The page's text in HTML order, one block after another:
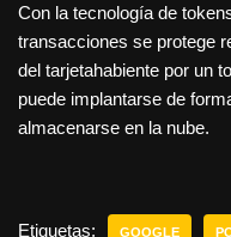
Con la tecnología de
transacciones se protege
del tarjetahabiente por un
puede implantarse de
almacenarse en la nube.
Etiquetas: GOOGLE